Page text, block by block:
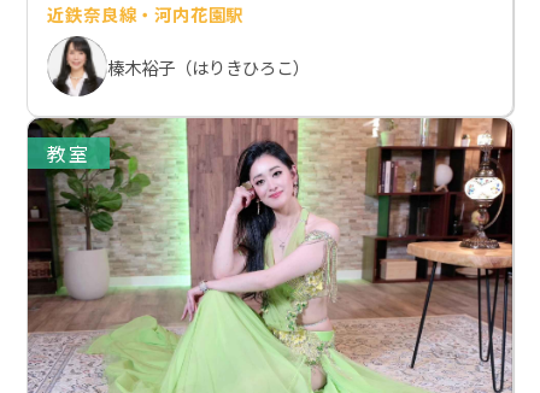
近鉄奈良線・河内花園駅
榛木裕子（はりきひろこ）
教室